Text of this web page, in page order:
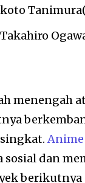
menengah
singkat.Anime
dan